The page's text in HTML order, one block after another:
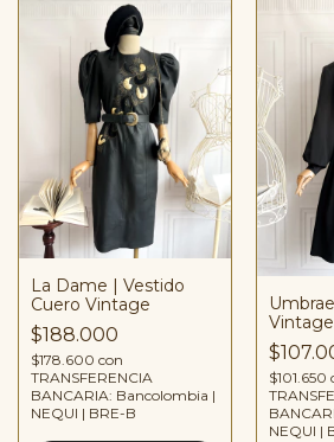
La Dame | Vestido
Cuero Vintage
$188.000
$178.600 con
TRANSFERENCIA
BANCARIA: Bancolombia |
NEQUI | BRE-B
$101.650
NEQUI |